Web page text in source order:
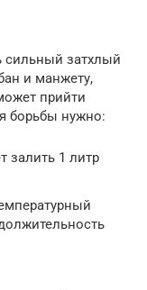
сильный затхлый
и манжету,
прийти
борьбы нужно:
залить 1 литр